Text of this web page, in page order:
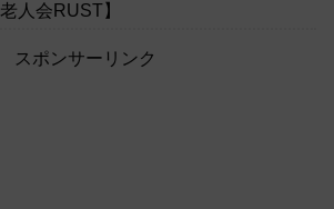
老人会RUST】
スポンサーリンク